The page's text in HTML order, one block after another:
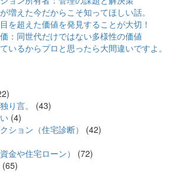
増えた今だからこそ知ってほしい話。
を超えた価値を発見することが大切！
：同世代だけではない多様性の価値
いるからプロと思ったら大間違いですよ。
り言。
(43)
(4)
ション（住宅診断）
(42)
金や住宅ローン）
(72)
(65)